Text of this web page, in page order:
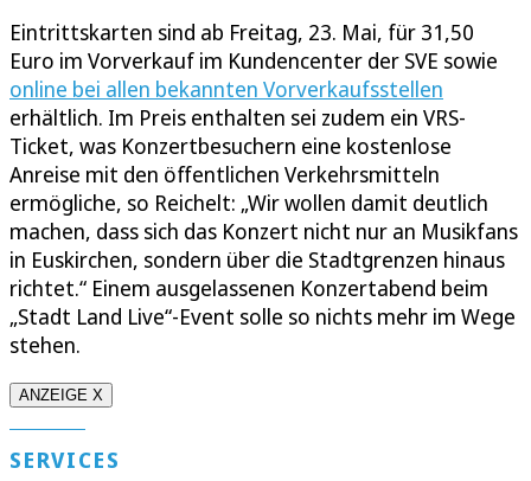
Eintrittskarten sind ab Freitag, 23. Mai, für 31,50
Euro im Vorverkauf im Kundencenter der SVE sowie
online bei allen bekannten Vorverkaufsstellen
erhältlich. Im Preis enthalten sei zudem ein VRS-
Ticket, was Konzertbesuchern eine kostenlose
Anreise mit den öffentlichen Verkehrsmitteln
ermögliche, so Reichelt: „Wir wollen damit deutlich
machen, dass sich das Konzert nicht nur an Musikfans
in Euskirchen, sondern über die Stadtgrenzen hinaus
richtet.“ Einem ausgelassenen Konzertabend beim
„Stadt Land Live“-Event solle so nichts mehr im Wege
stehen.
ANZEIGE X
SERVICES